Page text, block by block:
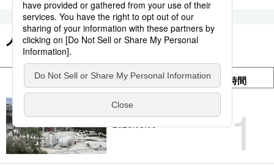
人気のコンテンツ
アクセス数 SNSシェア 滞在時間
1
熊本地震被害状況
2026.08.06